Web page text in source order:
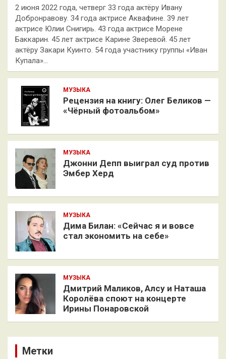
2 июня 2022 года, четверг 33 года актёру Ивану
Добронравову. 34 года актрисе Аквафине. 39 лет
актрисе Юлии Снигирь. 43 года актрисе Морене
Баккарин. 45 лет актрисе Карине Зверевой. 45 лет
актёру Закари Куинто. 54 года участнику группы «Иван
Купала»…
МУЗЫКА
Рецензия на книгу: Олег Беликов —
«Чёрный фотоальбом»
МУЗЫКА
Джонни Депп выиграл суд против
Эмбер Херд
МУЗЫКА
Дима Билан: «Сейчас я и вовсе
стал экономить на себе»
МУЗЫКА
Дмитрий Маликов, Алсу и Наташа
Королёва споют на концерте
Ирины Понаровской
Метки